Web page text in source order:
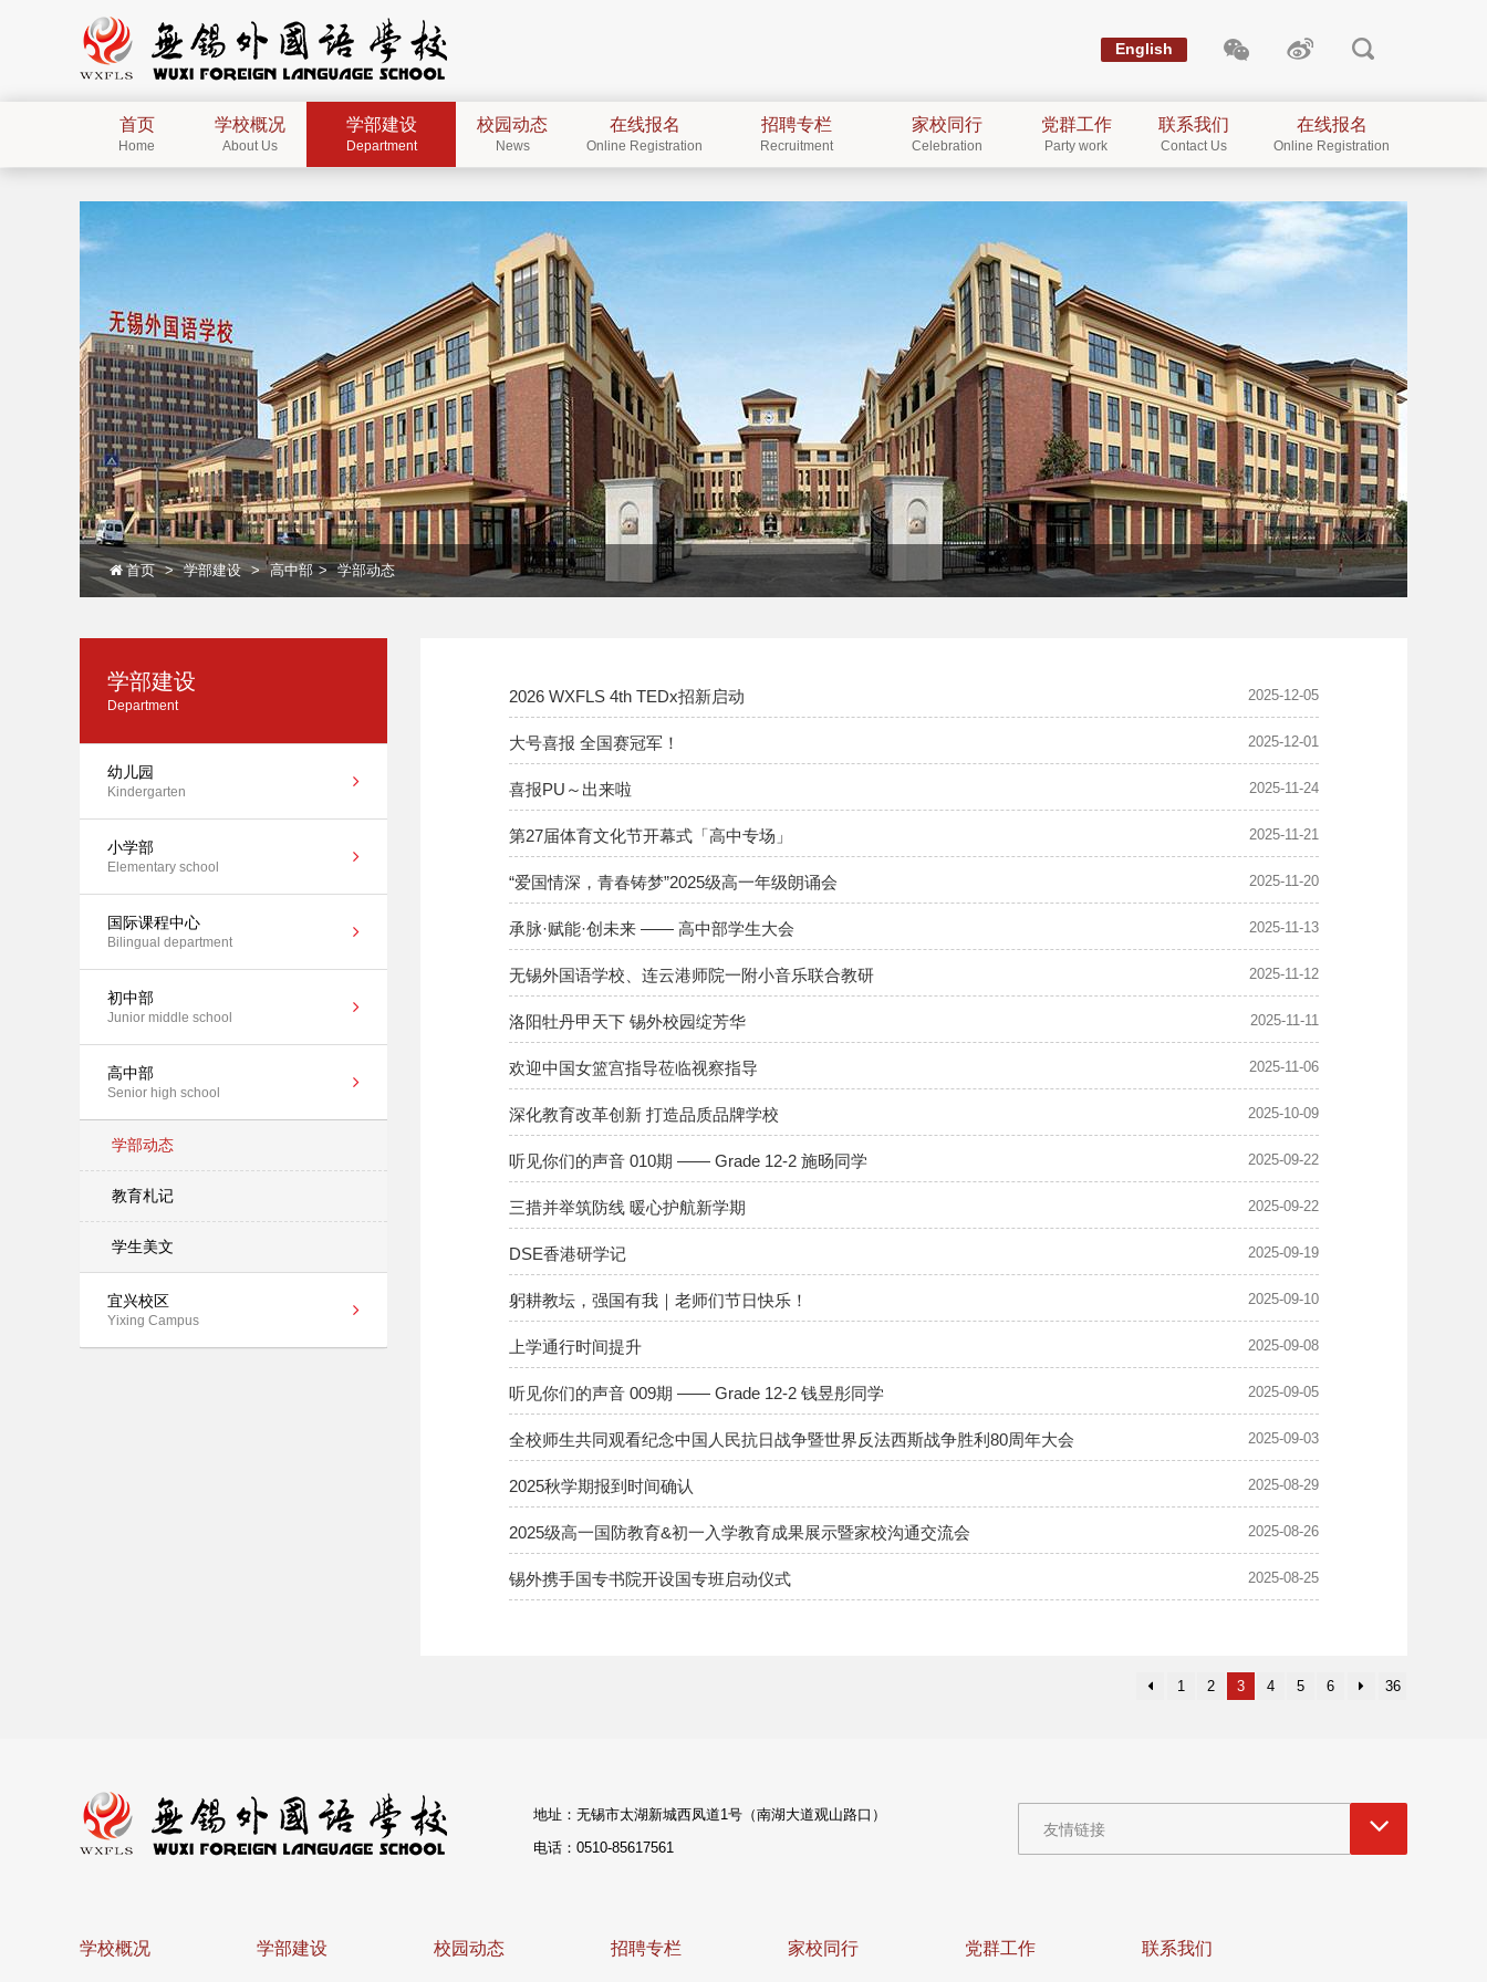
English
首页
Home
学校概况
About Us
学部建设
Department
校园动态
News
在线报名
Online Registration
招聘专栏
Recruitment
家校同行
Celebration
党群工作
Party work
联系我们
Contact Us
在线报名
Online Registration
首页 学部建设 高中部 学部动态
学部建设
Department
幼儿园
Kindergarten
小学部
Elementary school
国际课程中心
Bilingual department
初中部
Junior middle school
高中部
Senior high school
学部动态
教育札记
学生美文
宜兴校区
Yixing Campus
2026 WXFLS 4th TEDx招新启动 2025-12-05
大号喜报 全国赛冠军！ 2025-12-01
喜报PU～出来啦 2025-11-24
第27届体育文化节开幕式「高中专场」 2025-11-21
“爱国情深，青春铸梦”2025级高一年级朗诵会 2025-11-20
承脉·赋能·创未来 —— 高中部学生大会 2025-11-13
无锡外国语学校、连云港师院一附小音乐联合教研 2025-11-12
洛阳牡丹甲天下 锡外校园绽芳华 2025-11-11
欢迎中国女篮宫指导莅临视察指导 2025-11-06
深化教育改革创新 打造品质品牌学校 2025-10-09
听见你们的声音 010期 —— Grade 12-2 施旸同学 2025-09-22
三措并举筑防线 暖心护航新学期 2025-09-22
DSE香港研学记 2025-09-19
躬耕教坛，强国有我｜老师们节日快乐！ 2025-09-10
上学通行时间提升 2025-09-08
听见你们的声音 009期 —— Grade 12-2 钱昱彤同学 2025-09-05
全校师生共同观看纪念中国人民抗日战争暨世界反法西斯战争胜利80周年大会 2025-09-03
2025秋学期报到时间确认 2025-08-29
2025级高一国防教育&初一入学教育成果展示暨家校沟通交流会 2025-08-26
锡外携手国专书院开设国专班启动仪式 2025-08-25
1 2 3 4 5 6 36
地址：无锡市太湖新城西凤道1号（南湖大道观山路口）
电话：0510-85617561
友情链接
学校概况 学部建设 校园动态 招聘专栏 家校同行 党群工作 联系我们